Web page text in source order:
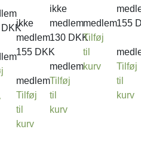
DKKikke
medlem
155 DKK
medlem
Tilføj
til
kurv
ikke
medlem
130 DKK
medlem
Tilføj
til
kurv
medlem
Tilføj
til
kurv
155
Tilføj
til
kurv